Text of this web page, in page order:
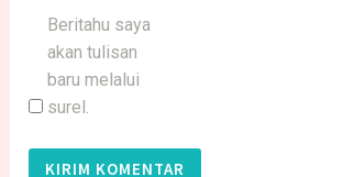
Beritahu saya
akan tulisan
baru melalui
surel.